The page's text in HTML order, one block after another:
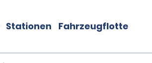
Stationen Fahrzeugflotte